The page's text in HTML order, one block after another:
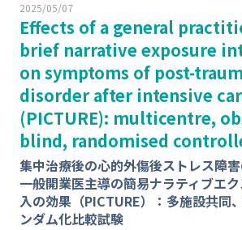
2025/05/07
Effects of a general
brief narrative exposure
on symptoms of post-
disorder after intensive
(PICTURE): multicentre,
blind, randomised
集中治療後の⼼的外傷後ストレス障
⼀般開業医主導の簡易ナラティブエ
⼊の効果（PICTURE）：多施設共同
ンダム化⽐較試験